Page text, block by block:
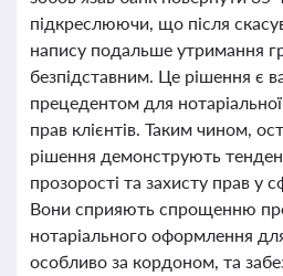
підкреслюючи, що після
напису подальше утримання
безпідставним. Це рішення є
прецедентом для
прав клієнтів. Таким чином,
рішення демонструють
прозорості та захисту прав у
Вони сприяють спрощенню
нотаріального оформлення
особливо за кордоном, та